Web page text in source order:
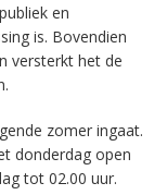
en
is. Bovendien
versterkt het de
zomer ingaat.
donderdag open
tot 02.00 uur.